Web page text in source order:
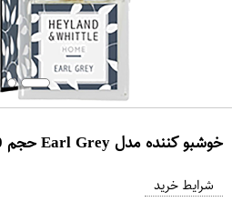
خوشبو کننده مدل Earl Grey حجم 100 میلی لیتر هیلندوویتل
شرایط خرید